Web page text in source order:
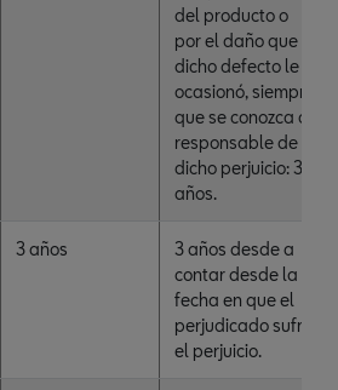
del producto o
por el daño que
dicho defecto le
ocasionó, siempre
que se conozca al
responsable de
dicho perjuicio: 3
años.
3 años
3 años desde a
contar desde la
fecha en que el
perjudicado sufrió
el perjuicio.